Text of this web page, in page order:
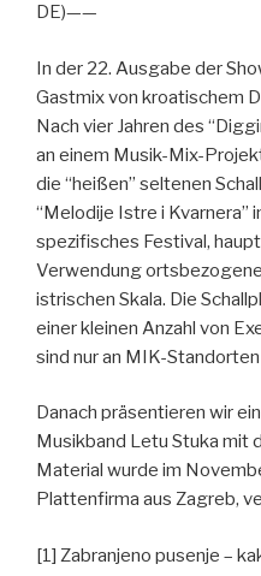
DE)——
In der 22. Ausgabe der
Gastmix von kroatischem
Nach vier Jahren des
an einem Musik-Mix-
die “heißen” seltenen
“Melodije Istre i Kvarnera”
spezifisches Festival,
Verwendung
istrischen Skala. Die
einer kleinen Anzahl von
sind nur an MIK-
Danach präsentieren wir
Musikband Letu Stuka mit
Material wurde im
Plattenfirma aus Zagreb,
[1] Zabranjeno pusenje –